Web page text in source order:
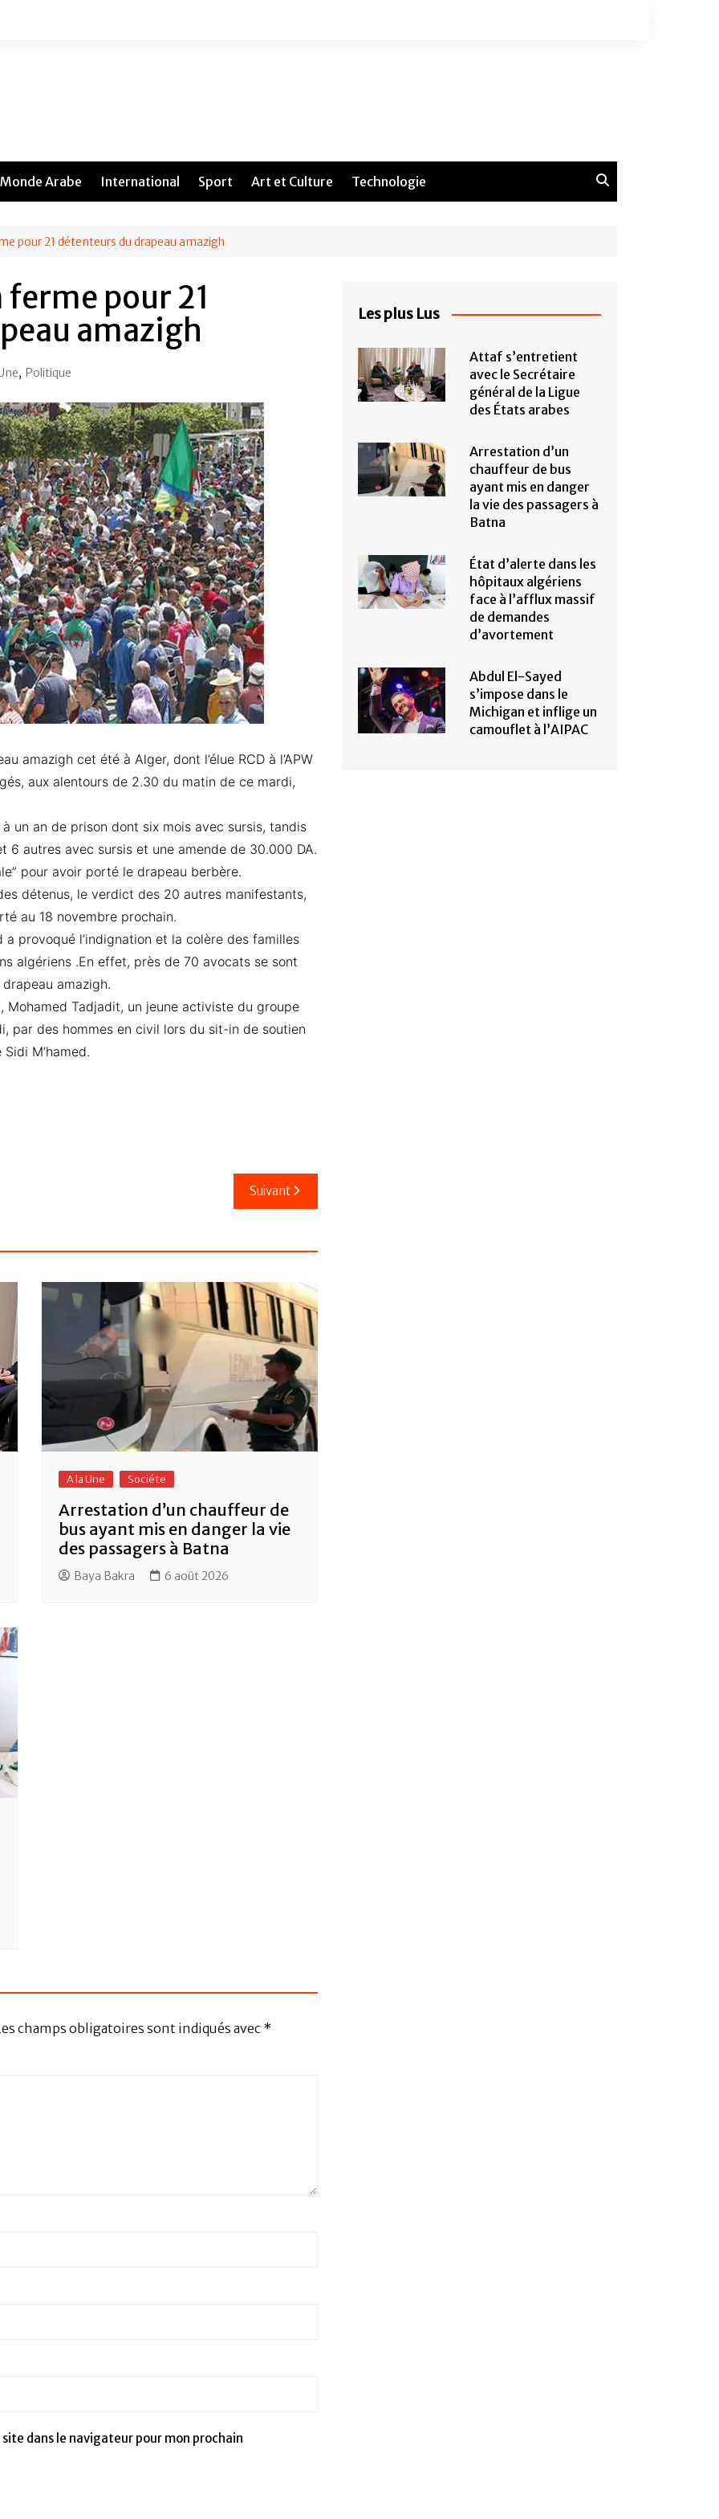
Monde Arabe International Sport Art et Culture Technologie
pour 21 détenteurs du drapeau amazigh
pour 21
amazigh
, Politique
amazigh cet été à Alger, dont l’élue RCD à l’APW
aux alentours de 2.30 du matin de ce mardi,
un an de prison dont six mois avec sursis, tandis
6 autres avec sursis et une amende de 30.000 DA.
pour avoir porté le drapeau berbère.
détenus, le verdict des 20 autres manifestants,
au 18 novembre prochain.
provoqué l’indignation et la colère des familles
algériens .En effet, près de 70 avocats se sont
amazigh.
Mohamed Tadjadit, un jeune activiste du groupe
par des hommes en civil lors du sit-in de soutien
M’hamed.
Suivant
A la Une Sociéte
Arrestation d’un chauffeur de
bus ayant mis en danger la vie
des passagers à Batna
Baya Bakra 6 août 2026
champs obligatoires sont indiqués avec *
dans le navigateur pour mon prochain
Les plus Lus
Attaf s’entretient
avec le Secrétaire
général de la Ligue
des États arabes
Arrestation d’un
chauffeur de bus
ayant mis en danger
la vie des passagers à
Batna
État d’alerte dans les
hôpitaux algériens
face à l’afflux massif
de demandes
d’avortement
Abdul El-Sayed
s’impose dans le
Michigan et inflige un
camouflet à l’AIPAC